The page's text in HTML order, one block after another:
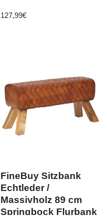
127,99€
FineBuy Sitzbank
Echtleder /
Massivholz 89 cm
Springbock Flurbank